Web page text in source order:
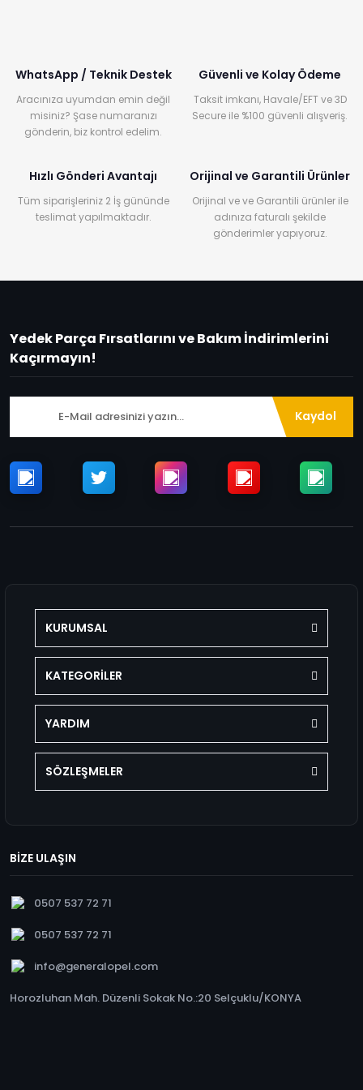
WhatsApp / Teknik Destek
Aracınıza uyumdan emin değil
misiniz? Şase numaranızı
gönderin, biz kontrol edelim.
Güvenli ve Kolay Ödeme
Taksit imkanı, Havale/EFT ve 3D
Secure ile %100 güvenli alışveriş.
Hızlı Gönderi Avantajı
Tüm siparişleriniz 2 İş gününde
teslimat yapılmaktadır.
Orijinal ve Garantili Ürünler
Orijinal ve ve Garantili ürünler ile
adınıza faturalı şekilde
gönderimler yapıyoruz.
Yedek Parça Fırsatlarını ve Bakım İndirimlerini
Kaçırmayın!
Kaydol
KURUMSAL
KATEGORİLER
YARDIM
SÖZLEŞMELER
BİZE ULAŞIN
0507 537 72 71
0507 537 72 71
info@generalopel.com
Horozluhan Mah. Düzenli Sokak No.:20 Selçuklu/KONYA